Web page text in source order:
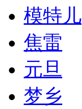
模特儿
焦雷
元旦
梦乡